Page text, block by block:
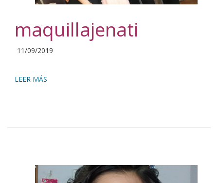
maquillajenati
2019-
11
11/09/2019
LEER MÁS